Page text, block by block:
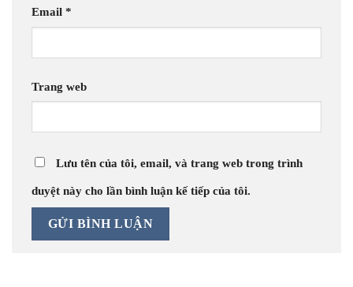
Email *
Trang web
Lưu tên của tôi, email, và trang web trong trình
duyệt này cho lần bình luận kế tiếp của tôi.